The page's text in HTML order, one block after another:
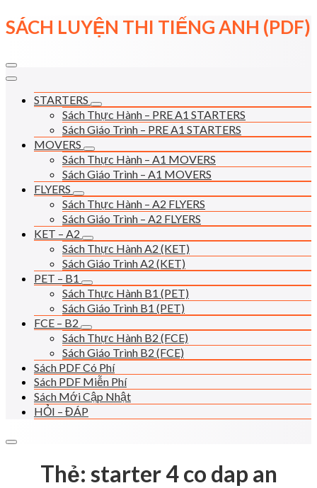
Skip
to
SÁCH LUYỆN THI TIẾNG ANH (PDF)
STARTERS
Sách Thực Hành – PRE A1 STARTERS
Sách Giáo Trình – PRE A1 STARTERS
MOVERS
Sách Thực Hành – A1 MOVERS
Sách Giáo Trình – A1 MOVERS
FLYERS
Sách Thực Hành – A2 FLYERS
Sách Giáo Trình – A2 FLYERS
KET – A2
Sách Thực Hành A2 (KET)
Sách Giáo Trình A2 (KET)
PET – B1
Sách Thực Hành B1 (PET)
Sách Giáo Trình B1 (PET)
FCE – B2
Sách Thực Hành B2 (FCE)
Sách Giáo Trình B2 (FCE)
Sách PDF Có Phí
Sách PDF Miễn Phí
Sách Mới Cập Nhật
HỎI – ĐÁP
Thẻ: starter 4 co dap an